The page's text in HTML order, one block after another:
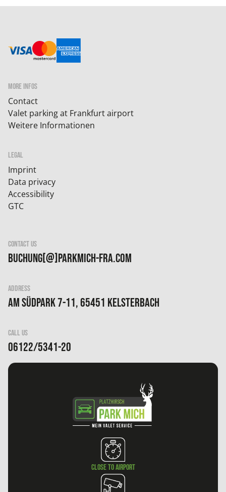
MORE INFOS
Contact
Valet parking at Frankfurt airport
Weitere Informationen
LEGAL
Imprint
Data privacy
Accessibility
GTC
CONTACT US
buchung[@]parkmich-fra.com
ADDRESS
Am Südpark 7-11, 65451 Kelsterbach
CALL US
06122/5341-20
Close to airport